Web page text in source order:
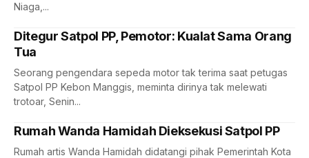
Niaga,...
Ditegur Satpol PP, Pemotor: Kualat Sama Orang
Tua
Seorang pengendara sepeda motor tak terima saat petugas
Satpol PP Kebon Manggis, meminta dirinya tak melewati
trotoar, Senin...
Rumah Wanda Hamidah Dieksekusi Satpol PP
Rumah artis Wanda Hamidah didatangi pihak Pemerintah Kota